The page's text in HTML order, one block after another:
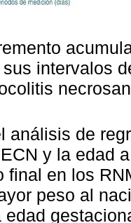
intervalos
análisis de
y la edad
final en los
peso al
edad